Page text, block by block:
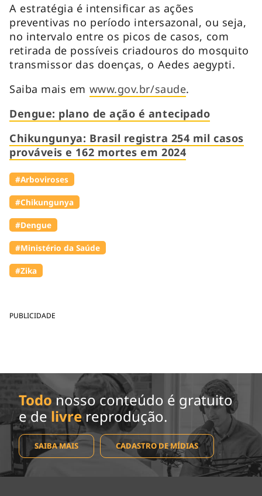
PUBLICIDADE
A estratégia é intensificar as ações
preventivas no período intersazonal, ou seja,
no intervalo entre os picos de casos, com
retirada de possíveis criadouros do mosquito
transmissor das doenças, o Aedes aegypti.
Saiba mais em www.gov.br/saude.
Dengue: plano de ação é antecipado
Chikungunya: Brasil registra 254 mil casos
prováveis e 162 mortes em 2024
#Arboviroses
#Chikungunya
#Dengue
#Ministério da Saúde
#Zika
Todo nosso conteúdo é gratuito
e de livrereprodução.
SAIBA MAIS CADASTRO DE MÍDIAS